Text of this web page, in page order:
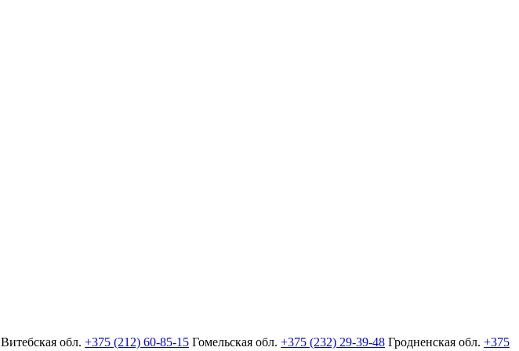
Витебская обл. +375 (212) 60-85-15 Гомельская обл. +375 (232) 29-39-48 Гродненская обл. +375